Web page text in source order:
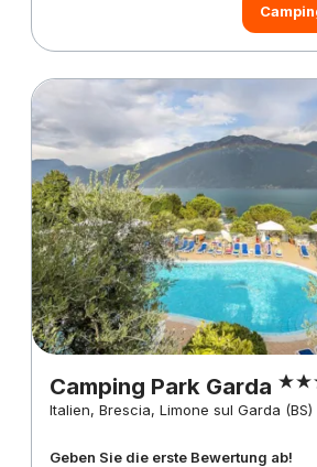
Camping Park Garda
Italien, Brescia, Limone sul Garda (BS)
Geben Sie die erste Bewertung ab!